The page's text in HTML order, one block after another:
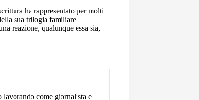
ha rappresentato per molti
sua trilogia familiare,
reazione, qualunque essa sia,
come giornalista e